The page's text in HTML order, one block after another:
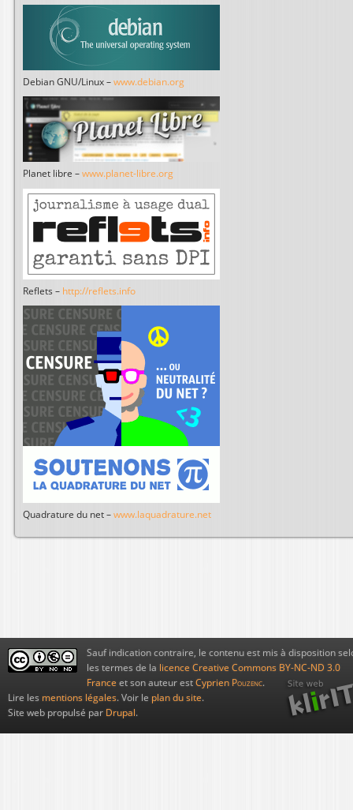
Debian GNU/Linux – www.debian.org
Planet libre – www.planet-libre.org
Reflets – http://reflets.info
Quadrature du net – www.laquadrature.net
Sauf indication contraire, le contenu est mis à disposition
les termes de la licence Creative Commons BY-NC-ND 3.0
France et son auteur est Cyprien Pouzenc.
Lire les mentions légales. Voir le plan du site.
Site web propulsé par Drupal.